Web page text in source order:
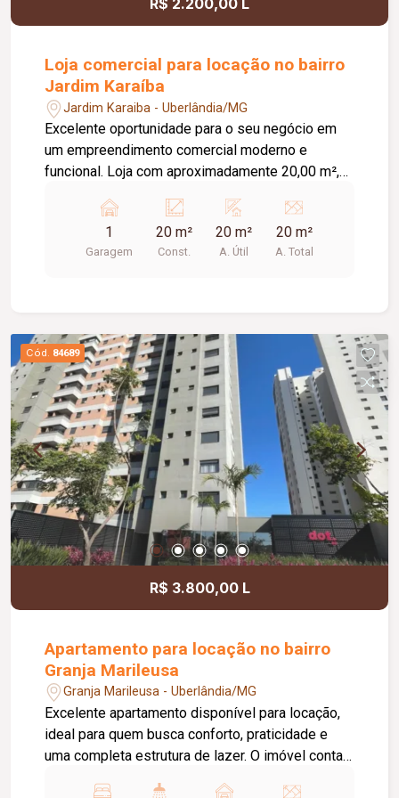
R$ 2.200,00 L
Loja comercial para locação no bairro
Jardim Karaíba
Jardim Karaiba - Uberlândia/MG
Excelente oportunidade para o seu negócio em
um empreendimento comercial moderno e
funcional. Loja com aproximadamente 20,00 m²,
espaço prático, bem estruturado e pronto para
receber clientes. O empreendimento oferece uma
completa infraestrutura compartilhada, contando
comodidade e autonomia para as operações do
dia a dia. Conta ainda com estacionamento
rotativo para aproximadamente 05 veículos e 05
motocicletas, área ajardinada e uma excelente
vista, criando um ambiente agradável para
clientes e colaboradores. Um espaço estratégico,
confortável e preparado para impulsionar o
crescimento do seu negócio.
1
Garagem
20 m²
Const.
20 m²
A. Útil
20 m²
A. Total
Cód. 84689
R$ 3.800,00 L
Apartamento para locação no bairro
Granja Marileusa
Granja Marileusa - Uberlândia/MG
Excelente apartamento disponível para locação,
ideal para quem busca conforto, praticidade e
uma completa estrutura de lazer. O imóvel conta